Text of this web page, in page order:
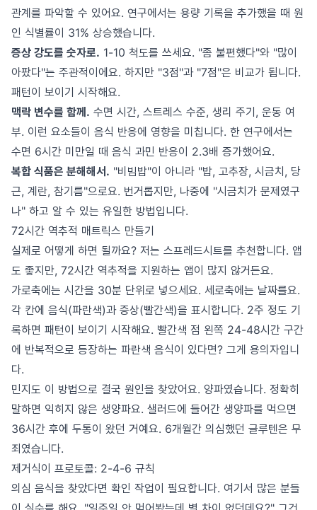
관계를 파악할 수 있어요. 연구에서는 용량 기록을 추가했을 때 원
인 식별률이 31% 상승했습니다.
증상 강도를 숫자로. 1-10 척도를 쓰세요. "좀 불편했다"와 "많이
아팠다"는 주관적이에요. 하지만 "3점"과 "7점"은 비교가 됩니다.
패턴이 보이기 시작해요.
맥락 변수를 함께. 수면 시간, 스트레스 수준, 생리 주기, 운동 여
부. 이런 요소들이 음식 반응에 영향을 미칩니다. 한 연구에서는
수면 6시간 미만일 때 음식 과민 반응이 2.3배 증가했어요.
복합 식품은 분해해서. "비빔밥"이 아니라 "밥, 고추장, 시금치, 당
근, 계란, 참기름"으로요. 번거롭지만, 나중에 "시금치가 문제였구
나" 하고 알 수 있는 유일한 방법입니다.
72시간 역추적 매트릭스 만들기
실제로 어떻게 하면 될까요? 저는 스프레드시트를 추천합니다. 앱
도 좋지만, 72시간 역추적을 지원하는 앱이 많지 않거든요.
가로축에는 시간을 30분 단위로 넣으세요. 세로축에는 날짜를요.
각 칸에 음식(파란색)과 증상(빨간색)을 표시합니다. 2주 정도 기
록하면 패턴이 보이기 시작해요. 빨간색 점 왼쪽 24-48시간 구간
에 반복적으로 등장하는 파란색 음식이 있다면? 그게 용의자입니
다.
민지도 이 방법으로 결국 원인을 찾았어요. 양파였습니다. 정확히
말하면 익히지 않은 생양파요. 샐러드에 들어간 생양파를 먹으면
36시간 후에 두통이 왔던 거예요. 6개월간 의심했던 글루텐은 무
죄였습니다.
제거식이 프로토콜: 2-4-6 규칙
의심 음식을 찾았다면 확인 작업이 필요합니다. 여기서 많은 분들